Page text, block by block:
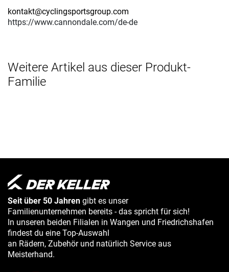
kontakt@cyclingsportsgroup.com
https://www.cannondale.com/de-de
Weitere Artikel aus dieser Produkt-
Familie
Seit über 50 Jahren gibt es unser
Familienunternehmen bereits - das spricht für sich!
In unseren beiden Filialen in Wangen und Friedrichshafen
findest du eine Top-Auswahl
an Rädern, Zubehör und natürlich Service aus
Meisterhand.